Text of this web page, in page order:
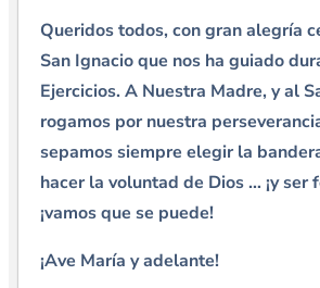
Queridos todos, con gran alegría
San Ignacio que nos ha guiado
Ejercicios. A Nuestra Madre, y al
rogamos por nuestra
sepamos siempre elegir la
hacer la voluntad de Dios … ¡y ser
¡vamos que se puede!
¡Ave María y adelante!